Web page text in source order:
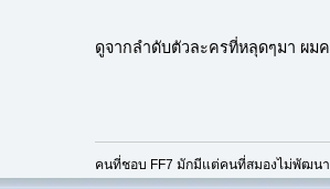
ดูจากลำดับตัวละครที่หลุดๆมา ผม
คนที่ชอบ FF7 มักมีแต่คนที่สมองไม่พัฒนา